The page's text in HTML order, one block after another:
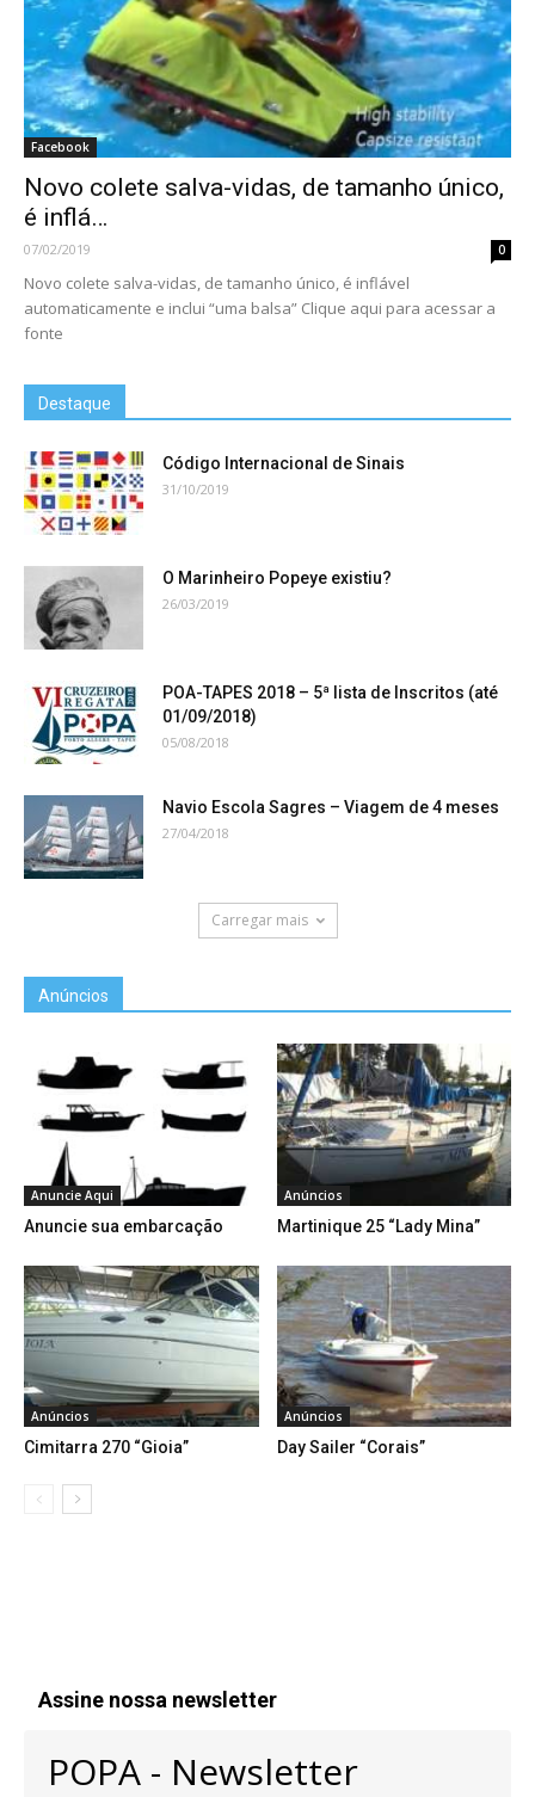
Facebook
Novo colete salva-vidas, de tamanho único,
é inflá…
07/02/2019 0
Novo colete salva-vidas, de tamanho único, é inflável
automaticamente e inclui “uma balsa” Clique aqui para acessar a
fonte
Destaque
Código Internacional de Sinais
31/10/2019
O Marinheiro Popeye existiu?
26/03/2019
POA-TAPES 2018 – 5ª lista de Inscritos (até
01/09/2018)
05/08/2018
Navio Escola Sagres – Viagem de 4 meses
27/04/2018
Carregar mais
Anúncios
Anuncie Aqui
Anuncie sua embarcação
Anúncios
Martinique 25 “Lady Mina”
Anúncios
Cimitarra 270 “Gioia”
Anúncios
Day Sailer “Corais”
Assine nossa newsletter
POPA - Newsletter